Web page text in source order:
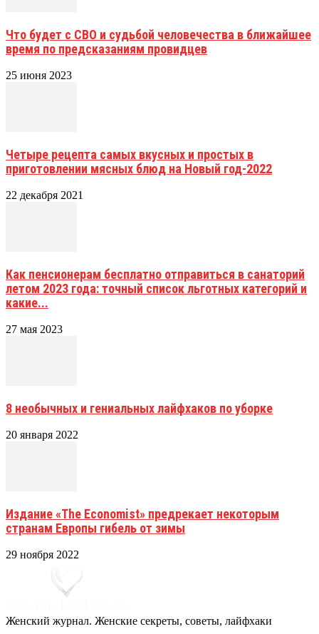
Что будет с СВО и судьбой человечества в ближайшее
время по предсказаниям провидцев
25 июня 2023
Четыре рецепта самых вкусных и простых в
приготовлении мясных блюд на Новый год-2022
22 декабря 2021
Как пенсионерам бесплатно отправиться в санаторий
летом 2023 года: точный список льготных категорий и
какие...
27 мая 2023
8 необычных и гениальных лайфхаков по уборке
20 января 2022
Издание «The Economist» предрекает некоторым
странам Европы гибель от зимы
29 ноября 2022
Женский журнал. Женские секреты, советы, лайфхаки